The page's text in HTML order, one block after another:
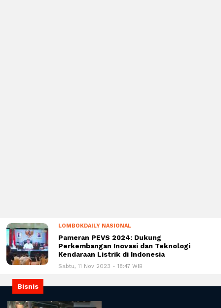
LOMBOKDAILY NASIONAL
Pameran PEVS 2024: Dukung
Perkembangan Inovasi dan Teknologi
Kendaraan Listrik di Indonesia
Sabtu, 11 Nov 2023 - 18:47 WIB
Bisnis